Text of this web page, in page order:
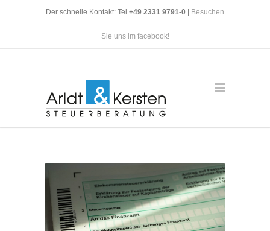
Der schnelle Kontakt: Tel +49 2331 9791-0 Besuchen
Sie uns im facebook!